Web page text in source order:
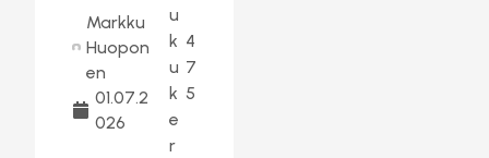
Markku
Huopon
en
01.07.2
026
u
k
u
k
e
r
4
7
5